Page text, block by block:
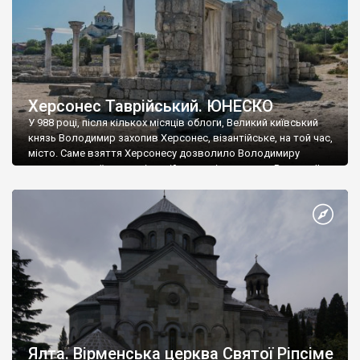
Херсонес Таврійський. ЮНЕСКО
У 988 році, після кількох місяців облоги, Великий київський
князь Володимир захопив Херсонес, візантійське, на той час,
місто. Саме взяття Херсонесу дозволило Володимиру
диктувати свої умови візантійському імператору Василю ІІ, та
Херсонесі Володимир-язичник, став Василем-християнином.
А потім було Хрещення Русі. На честь Херсонесу Таврійського
Ялта. Вірменська церква Святої Ріпсіме